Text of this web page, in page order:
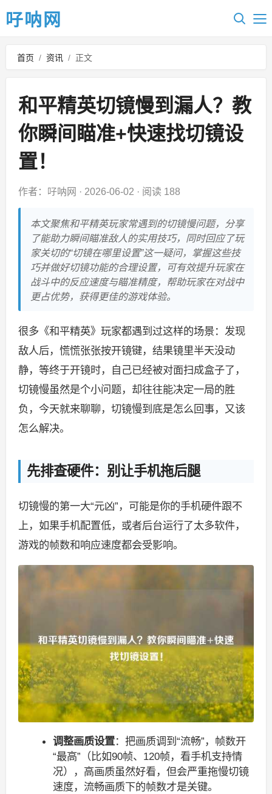
吇呐网
首页 / 资讯 / 正文
和平精英切镜慢到漏人？教
你瞬间瞄准+快速找切镜设
置！
作者：吇呐网 · 2026-06-02 · 阅读 188
本文聚焦和平精英玩家常遇到的切镜慢问题，分享
了能助力瞬间瞄准敌人的实用技巧，同时回应了玩
家关切的“切镜在哪里设置”这一疑问，掌握这些技
巧并做好切镜功能的合理设置，可有效提升玩家在
战斗中的反应速度与瞄准精度，帮助玩家在对战中
更占优势，获得更佳的游戏体验。
很多《和平精英》玩家都遇到过这样的场景：发现
敌人后，慌慌张张按开镜键，结果镜里半天没动
静，等终于开镜时，自己已经被对面扫成盒子了，
切镜慢虽然是个小问题，却往往能决定一局的胜
负，今天就来聊聊，切镜慢到底是怎么回事，又该
怎么解决。
先排查硬件：别让手机拖后腿
切镜慢的第一大“元凶”，可能是你的手机硬件跟不
上，如果手机配置低，或者后台运行了太多软件，
游戏的帧数和响应速度都会受影响。
调整画质设置：把画质调到“流畅”，帧数开
“最高”（比如90帧、120帧，看手机支持情
况），高画质虽然好看，但会严重拖慢切镜
速度，流畅画质下的帧数才是关键。